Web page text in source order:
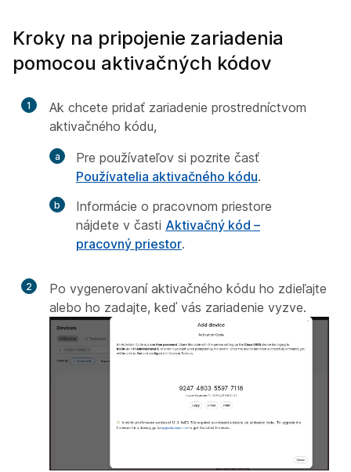
Kroky na pripojenie zariadenia
pomocou aktivačných kódov
1
Ak chcete pridať zariadenie prostredníctvom
aktivačného kódu,
Pre používateľov si pozrite časť
Používatelia aktivačného kódu.
Informácie o pracovnom priestore
nájdete v časti Aktivačný kód –
pracovný priestor.
2
Po vygenerovaní aktivačného kódu ho zdieľajte
alebo ho zadajte, keď vás zariadenie vyzve.